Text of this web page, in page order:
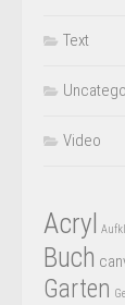
Text
Video
Acryl
Buch
Garten